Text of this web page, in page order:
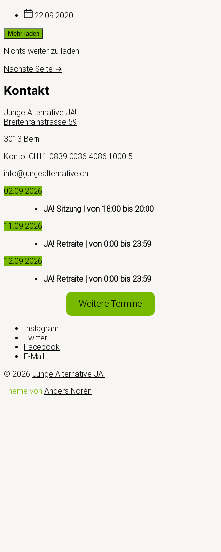
Beitragsdatum
22.09.2020
Mehr laden
Nichts weiter zu laden.
Nächste Seite →
Kontakt
Junge Alternative JA!
Breitenrainstrasse 59
3013 Bern
Konto: CH11 0839 0036 4086 1000 5
info@jungealternative.ch
02.09.2026
JA! Sitzung | von 18:00 bis 20:00
11.09.2026
JA! Retraite | von 0:00 bis 23:59
12.09.2026
JA! Retraite | von 0:00 bis 23:59
Weitere Termine
Instagram
Twitter
Facebook
E-Mail
© 2026 Junge Alternative JA!
Theme von Anders Norén